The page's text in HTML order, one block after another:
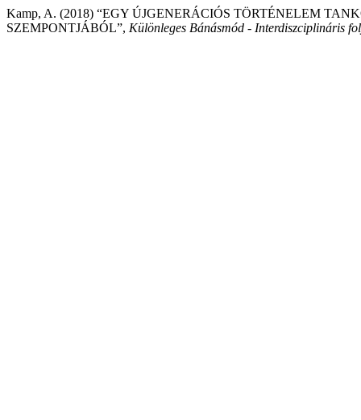
Kamp, A. (2018) “EGY ÚJGENERÁCIÓS TÖRTÉNELEM
SZEMPONTJÁBÓL”, Különleges Bánásmód - Interdiszciplináris